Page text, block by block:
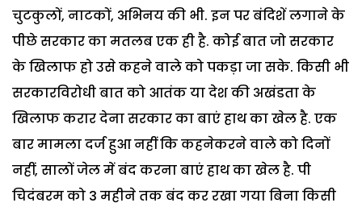
चुटकुलों, नाटकों, अभिनय की भी. इन पर बंदिशें लगाने के
पीछे सरकार का मतलब एक ही है. कोई बात जो सरकार
के खिलाफ हो उसे कहने वाले को पकड़ा जा सके. किसी भी
सरकारविरोधी बात को आतंक या देश की अखंडता के
खिलाफ करार देना सरकार का बाएं हाथ का खेल है. एक
बार मामला दर्ज हुआ नहीं कि कहनेकरने वाले को दिनों
नहीं, सालों जेल में बंद करना बाएं हाथ का खेल है. पी
चिदंबरम को 3 महीने तक बंद कर रखा गया बिना किसी